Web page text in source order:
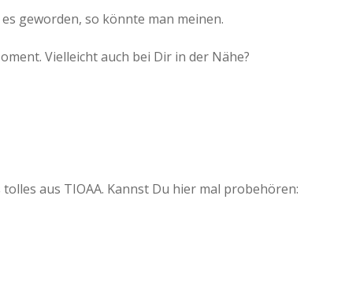
geworden, so könnte man meinen.
Vielleicht auch bei Dir in der Nähe?
aus TIOAA. Kannst Du hier mal probehören: